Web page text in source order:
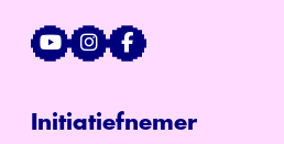
Initiatiefnemer